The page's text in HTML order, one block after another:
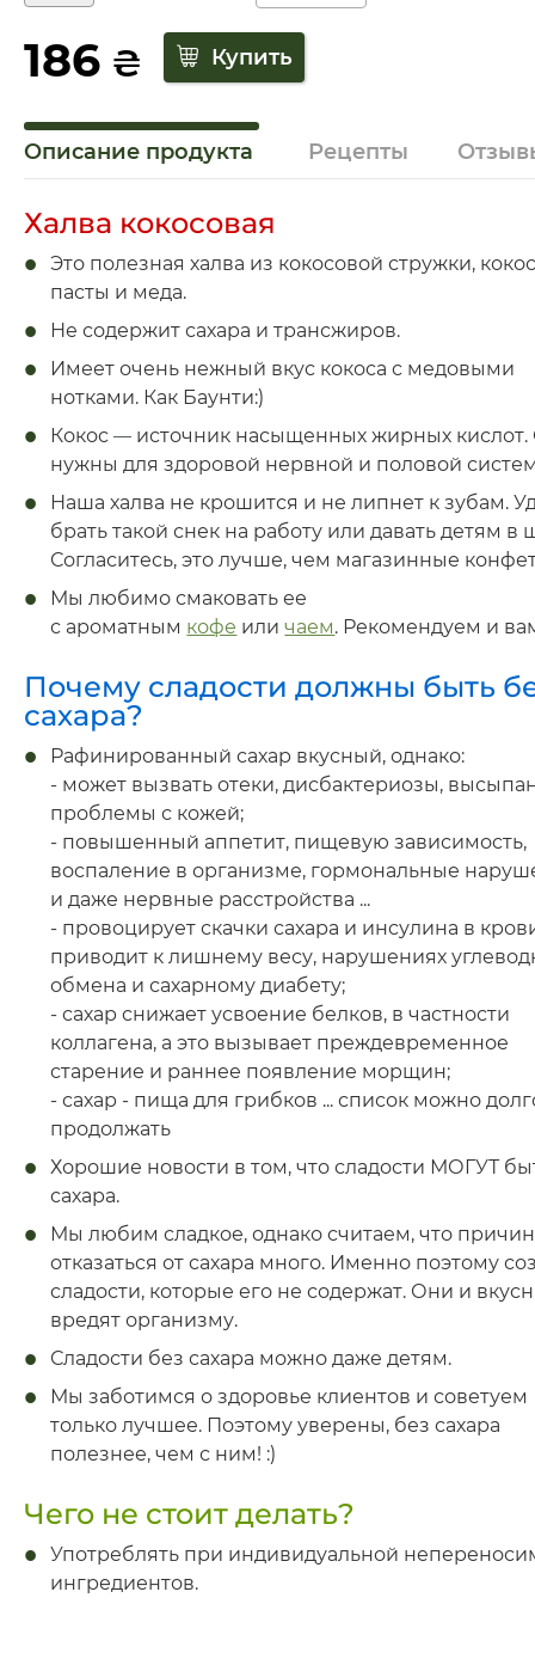
186 ₴
Описание продукта Рецепты
Халва кокосовая
Это полезная халва из кокосовой стружки,
пасты и меда.
Не содержит сахара и трансжиров.
Имеет очень нежный вкус кокоса с медовыми
нотками. Как Баунти:)
Кокос— источник насыщенных жирных
нужны для здоровой нервной и половой
Наша халва не крошится и не липнет к зубам.
брать такой снек на работу или давать детям в
Согласитесь, это лучше, чем магазинные
Мы любимо смаковать ее
с ароматным кофе иличаем. Рекомендуем и
Почему сладости должны быть
сахара?
Рафинированный сахар вкусный, однако:
- может вызвать отеки, дисбактериозы,
проблемы с кожей;
- повышенный аппетит, пищевую зависимость,
воспаление в организме, гормональные
и даже нервные расстройства ...
- провоцирует скачки сахара и инсулина в
приводит к лишнему весу, нарушениях
обмена и сахарному диабету;
- сахар снижает усвоение белков, в частности
коллагена, а это вызывает преждевременное
старение и раннее появление морщин;
- сахар - пища для грибков ... список можно
продолжать
Хорошие новости в том, что сладости МОГУТ
сахара.
Мы любим сладкое, однако считаем, что причин
отказаться от сахара много. Именно поэтому
сладости, которые его не содержат. Они и
вредят организму.
Сладости без сахара можно даже детям.
Мы заботимся о здоровье клиентов и советуем
только лучшее. Поэтому уверены, без сахара
полезнее, чем с ним! :)
Чего не стоит делать?
Употреблять при индивидуальной
ингредиентов.